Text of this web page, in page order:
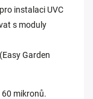
instalaci UVC
s moduly
Garden
mikronů.